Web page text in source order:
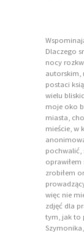
Dlaczego
nocy
autorskim,
postaci
wielu
moje oko
miasta,
mieście, w
pochwalić,
oprawiłem
zrobiłem
więc nie
zdjęć dla
tym, jak to